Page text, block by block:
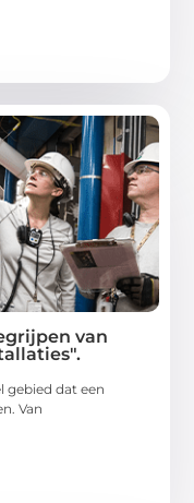
van
gebied dat een
Van